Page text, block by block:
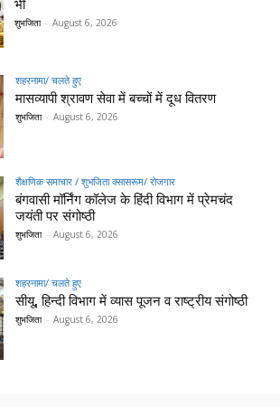
भी
शुभजिता - August 6, 2026
शहरनामा/ चलते हुए
मासव्यापी श्रावण सेवा में बच्चों में दूध वितरण
शुभजिता - August 6, 2026
शैक्षणिक समाचार / शुभजिता क्सासरूम/ रोजगार
बंगवासी मॉर्निंग कॉलेज के हिंदी विभाग में प्रेमचंद
जयंती पर संगोष्ठी
शुभजिता - August 6, 2026
शहरनामा/ चलते हुए
सीयू, हिन्दी विभाग में व्यास पूजन व राष्ट्रीय संगोष्ठी
शुभजिता - August 6, 2026